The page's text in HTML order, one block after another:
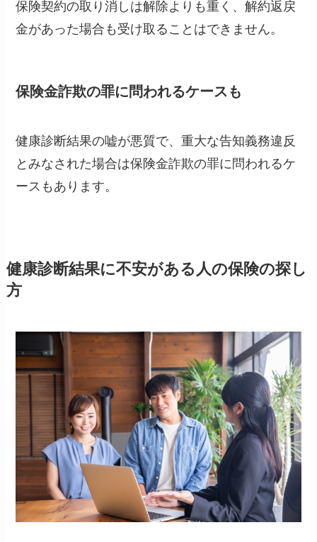
保険契約の取り消しは解除よりも重く、解約返戻
金があった場合も受け取ることはできません。
保険金詐欺の罪に問われるケースも
健康診断結果の嘘が悪質で、重大な告知義務違反
とみなされた場合は保険金詐欺の罪に問われるケ
ースもあります。
健康診断結果に不安がある人の保険の探し
方